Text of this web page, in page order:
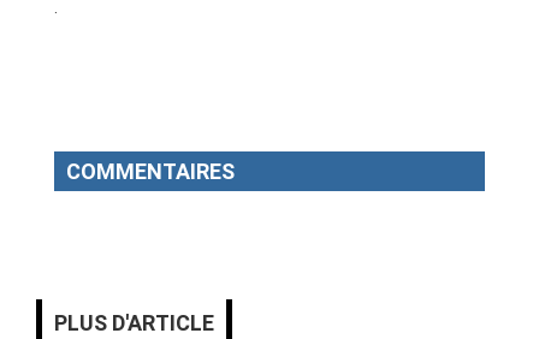
.
COMMENTAIRES
PLUS D'ARTICLE